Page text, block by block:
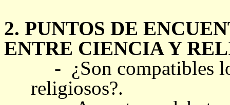
2. PUNTOS DE
ENTRE CIENCIA Y
- ¿Son compatibles
religiosos?.